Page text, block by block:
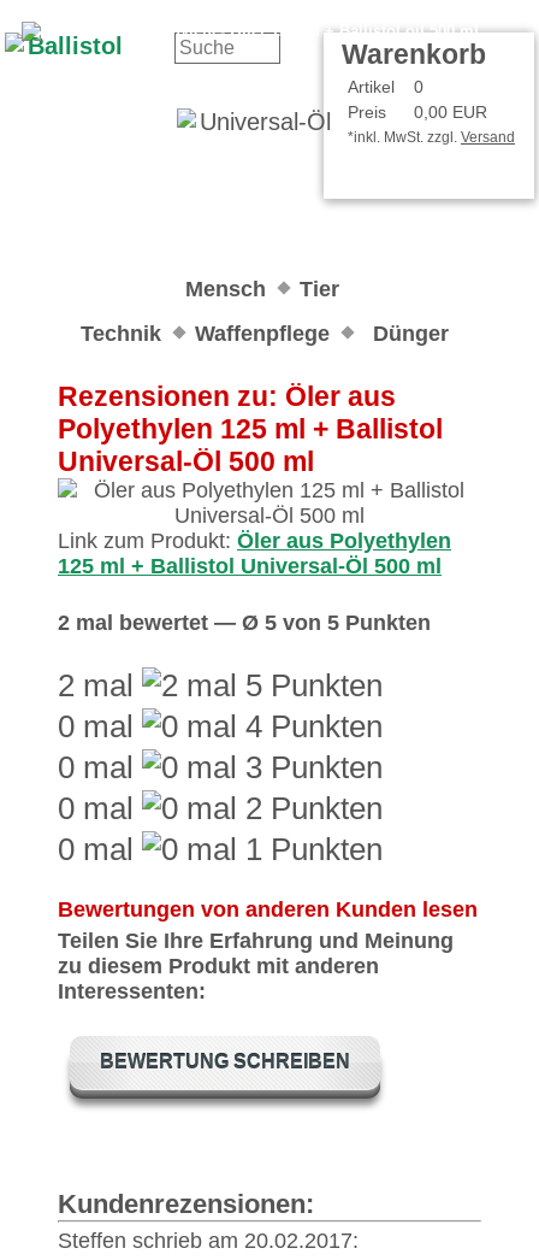
Warenkorb
Artikel
0
Preis
0,00 EUR
*inkl. MwSt. zzgl. Versand
Mensch
Tier
Technik
Waffenpflege Dünger
Rezensionen zu: Öler aus
Polyethylen 125 ml + Ballistol
Universal-Öl 500 ml
Link zum Produkt: Öler aus Polyethylen
125 ml + Ballistol Universal-Öl 500 ml
2 mal bewertet — Ø 5 von 5 Punkten
2 mal
0 mal
0 mal
0 mal
0 mal
Bewertungen von anderen Kunden lesen
Teilen Sie Ihre Erfahrung und Meinung
zu diesem Produkt mit anderen
Interessenten:
BEWERTUNG SCHREIBEN
Kundenrezensionen:
Steffen schrieb am 20.02.2017: